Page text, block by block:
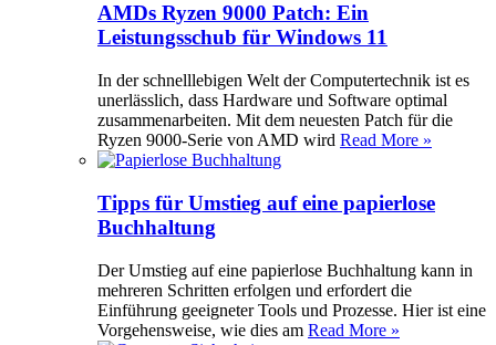
AMDs Ryzen 9000 Patch: Ein
Leistungsschub für Windows 11
In der schnelllebigen Welt der Computertechnik ist es
unerlässlich, dass Hardware und Software optimal
zusammenarbeiten. Mit dem neuesten Patch für die
Ryzen 9000-Serie von AMD wird Read More »
Tipps für Umstieg auf eine papierlose
Buchhaltung
Der Umstieg auf eine papierlose Buchhaltung kann in
mehreren Schritten erfolgen und erfordert die
Einführung geeigneter Tools und Prozesse. Hier ist eine
Vorgehensweise, wie dies am Read More »